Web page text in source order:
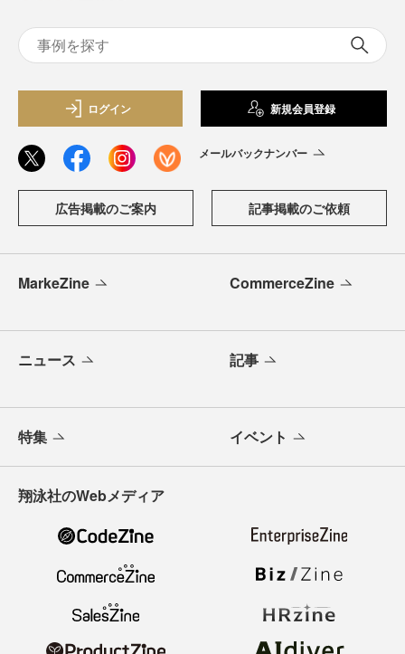
ログイン 新規会員登録
メールバックナンバー
広告掲載のご案内 記事掲載のご依頼
MarkeZine CommerceZine
ニュース 記事
特集 イベント
翔泳社のWebメディア